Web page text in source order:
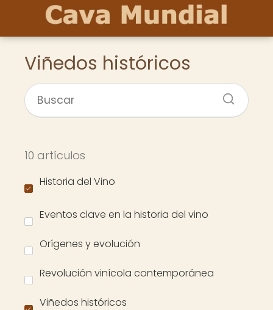
Viñedos históricos
10 artículos
Historia del Vino
Eventos clave en la historia del vino
Orígenes y evolución
Revolución vinícola contemporánea
Viñedos históricos